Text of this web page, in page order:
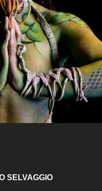
SELVAGGIO